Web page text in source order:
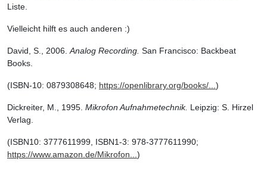
Liste.
Vielleicht hilft es auch anderen :)
David, S., 2006. Analog Recording. San Francisco: Backbeat
Books.
(ISBN-10: 0879308648; https://openlibrary.org/books/... )
Dickreiter, M., 1995. Mikrofon Aufnahmetechnik. Leipzig: S. Hirzel
Verlag.
(ISBN10: 3777611999, ISBN1-3: 978-3777611990;
https://www.amazon.de/Mikrofon... )